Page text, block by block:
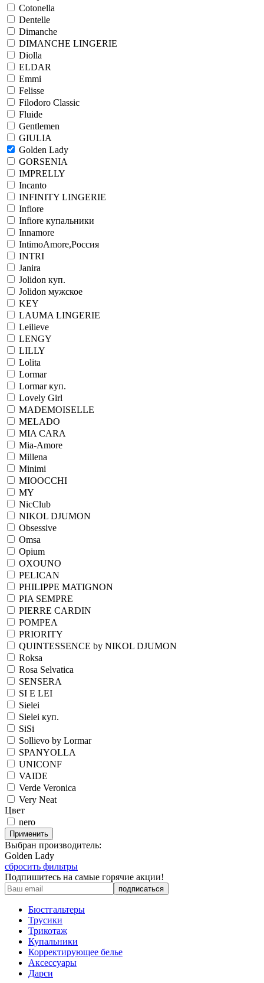
Cotonella
Dentelle
Dimanche
DIMANCHE LINGERIE
Diolla
ELDAR
Emmi
Felisse
Filodoro Classic
Fluide
Gentlemen
GIULIA
Golden Lady
GORSENIA
IMPRELLY
Incanto
INFINITY LINGERIE
Infiore
Infiore купальники
Innamore
IntimoAmore,Россия
INTRI
Janira
Jolidon куп.
Jolidon мужское
KEY
LAUMA LINGERIE
Leilieve
LENGY
LILLY
Lolita
Lormar
Lormar куп.
Lovely Girl
MADEMOISELLE
MELADO
MIA CARA
Mia-Amore
Millena
Minimi
MIOOCCHI
MY
NicClub
NIKOL DJUMON
Obsessive
Omsa
Opium
OXOUNO
PELICAN
PHILIPPE MATIGNON
PIA SEMPRE
PIERRE CARDIN
POMPEA
PRIORITY
QUINTESSENCE by NIKOL DJUMON
Roksa
Rosa Selvatica
SENSERA
SI E LEI
Sielei
Sielei куп.
SiSi
Sollievo by Lormar
SPANYOLLA
UNICONF
VAIDE
Verde Veronica
Very Neat
Цвет
nero
Применить
Выбран производитель:
Golden Lady
сбросить фильтры
Подпишитесь на самые горячие акции!
Бюстгальтеры
Трусики
Трикотаж
Купальники
Корректирующее белье
Аксессуары
Дарси